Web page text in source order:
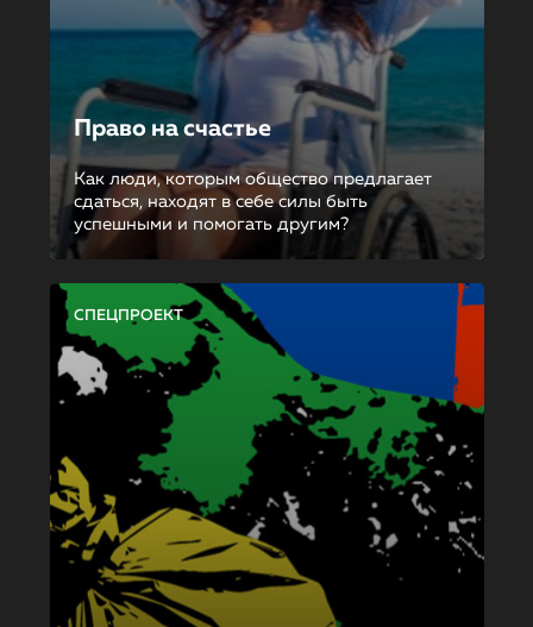
Право на счастье
Как люди, которым общество предлагает
сдаться, находят в себе силы быть
успешными и помогать другим?
СПЕЦПРОЕКТ